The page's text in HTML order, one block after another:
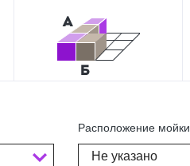
Расположение мойки
Не указано